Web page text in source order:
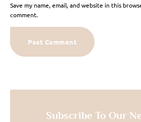
Save my name, email, and website in this
comment.
Subscribe To Our